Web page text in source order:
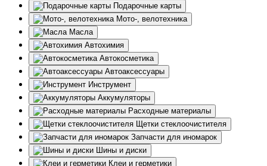
Подарочные карты
Мото-, велотехника
Масла
Автохимия
Автокосметика
Автоаксессуары
Инструмент
Аккумуляторы
Расходные материалы
Щетки стеклоочистителя
Запчасти для иномарок
Шины и диски
Клеи и герметики